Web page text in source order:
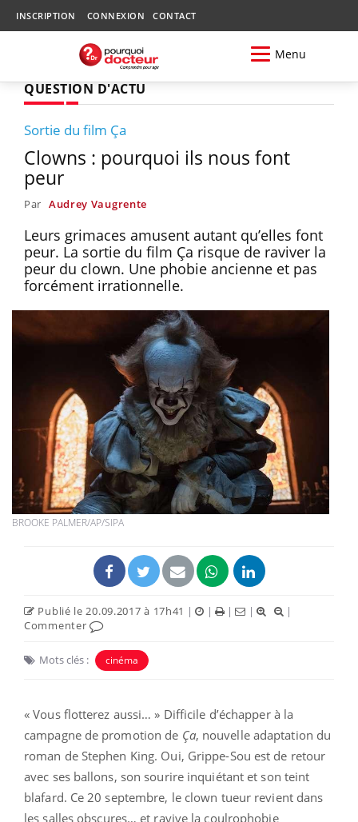
INSCRIPTION CONNEXION CONTACT
Menu
QUESTION D'ACTU
Sortie du film Ça
Clowns : pourquoi ils nous font
peur
Par Audrey Vaugrente
Leurs grimaces amusent autant qu’elles font
peur. La sortie du film Ça risque de raviver la
peur du clown. Une phobie ancienne et pas
forcément irrationnelle.
BROOKE PALMER/AP/SIPA
Publié le 20.09.2017 à 17h41 | | | |
|
Commenter
Mots clés : cinéma
« Vous flotterez aussi… » Difficile d’échapper à la
campagne de promotion de Ça, nouvelle adaptation du
roman de Stephen King. Oui, Grippe-Sou est de retour
avec ses ballons, son sourire inquiétant et son teint
blafard. Ce 20 septembre, le clown tueur revient dans
les salles obscures… et ravive la coulrophobie